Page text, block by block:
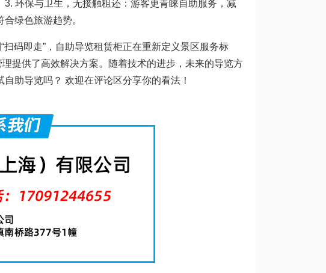
环保与卫生，无接触租还：游客更青睐自助服务，减
绿色旅游趋势。
扫码即走”，自助导览租赁柜正在重新定义景区服务标
提供了高效解决方案。随着技术的进步，未来的导览方
助导览吗？ 欢迎在评论区分享你的看法！